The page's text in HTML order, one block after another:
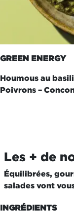
GREEN ENERGY
Houmous au
Poivrons –
Les + de
Équilibrées,
salades vont
INGRÉDIENTS